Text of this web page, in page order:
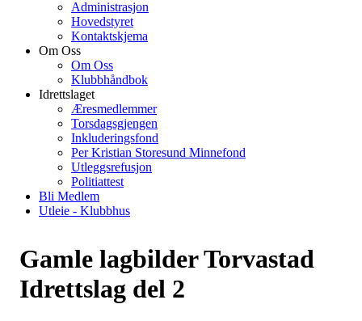
Administrasjon
Hovedstyret
Kontaktskjema
Om Oss
Om Oss
Klubbhåndbok
Idrettslaget
Æresmedlemmer
Torsdagsgjengen
Inkluderingsfond
Per Kristian Storesund Minnefond
Utleggsrefusjon
Politiattest
Bli Medlem
Utleie - Klubbhus
Gamle lagbilder Torvastad
Idrettslag del 2